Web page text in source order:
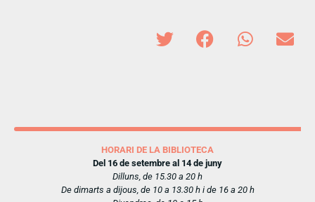
HORARI DE LA BIBLIOTECA
Del 16 de setembre al 14 de juny
Dilluns, de 15.30 a 20 h
De dimarts a dijous, de 10 a 13.30 h i de 16 a 20 h